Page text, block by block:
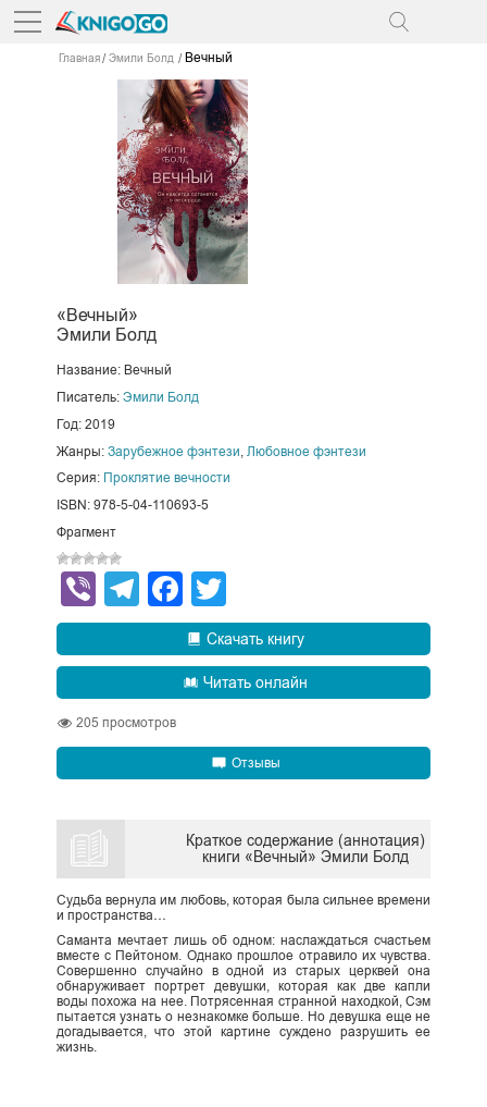
Главная Эмили Болд Вечный
«Вечный»
Эмили Болд
Название: Вечный
Писатель: Эмили Болд
Год: 2019
Жанры: Зарубежное фэнтези Любовное фэнтези
Серия: Проклятие вечности
ISBN: 978-5-04-110693-5
Фрагмент
ViberTelegram
Facebook
Скачать книгу
Читать онлайн
205 просмотров
Отзывы
Краткое содержание (аннотация)
книги «Вечный» Эмили Болд
Судьба вернула им любовь, которая была сильнее времени
и пространства…
Саманта мечтает лишь об одном: наслаждаться счастьем
вместе с Пейтоном. Однако прошлое отравило их чувства.
Совершенно случайно в одной из старых церквей она
обнаруживает портрет девушки, которая как две капли
воды похожа на нее. Потрясенная странной находкой, Сэм
пытается узнать о незнакомке больше. Но девушка еще не
догадывается, что этой картине суждено разрушить ее
жизнь.